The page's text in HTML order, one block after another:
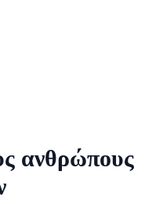
ανθρώπους